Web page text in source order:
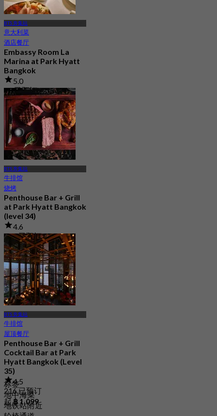
BTS 奔集站
意大利菜
酒店餐厅
Embassy Room La
Marina at Park Hyatt
Bangkok
5.0
92 已预订
起฿ 980
BTS 奔集站
牛排馆
烧烤
Penthouse Bar + Grill
at Park Hyatt Bangkok
(level 34)
4.6
221 已预订
起฿ 1,995
BTS 奔集站
牛排馆
屋顶餐厅
Penthouse Bar + Grill
Cocktail Bar at Park
Hyatt Bangkok (Level
35)
4.5
216 已预订
起฿ 1,099
标签
地中海菜
地铁站附近